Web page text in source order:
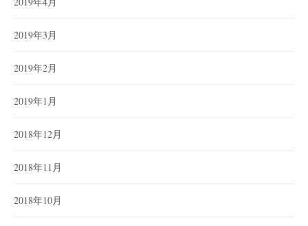
2019年3月
2019年2月
2019年1月
2018年12月
2018年11月
2018年10月